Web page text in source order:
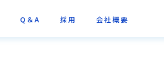
Q＆A 採用 会社概要